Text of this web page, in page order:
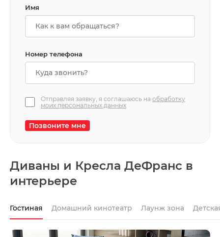
Имя
Номер телефона
Отправляя заявку, я соглашаюсь на обработку
моих персональных данных
Позвоните мне
Диваны и Кресла ДеФранс в
интерьере
Гостиная Домашний кинотеатр Лаунж зона